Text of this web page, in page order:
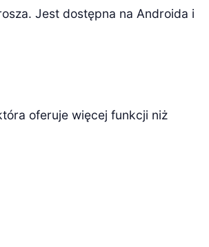
Jest dostępna na Androida i
oferuje więcej funkcji niż